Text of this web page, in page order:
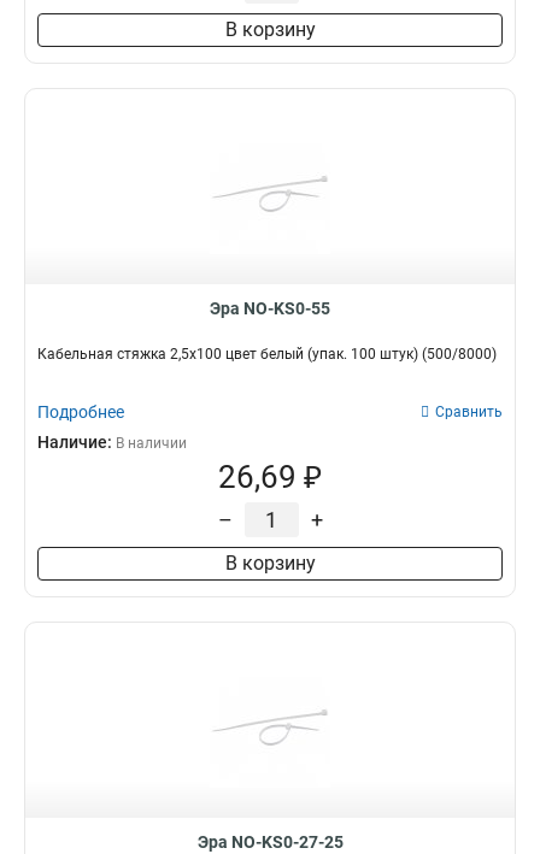
В корзину
Эра NO-KS0-55
Кабельная стяжка 2,5х100 цвет белый (упак. 100 штук) (500/8000)
Подробнее Сравнить
Наличие: В наличии
26,69 ₽
– +
В корзину
Эра NO-KS0-27-25